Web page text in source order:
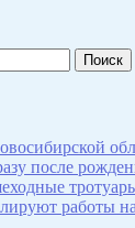
после
работы